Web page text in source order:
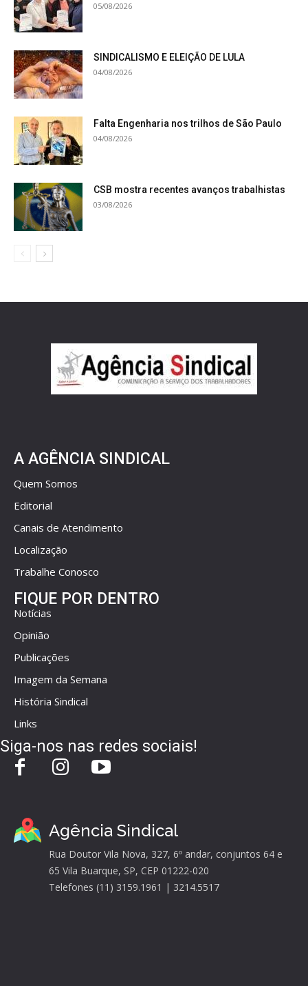
05/08/2026
SINDICALISMO E ELEIÇÃO DE LULA
04/08/2026
Falta Engenharia nos trilhos de São Paulo
04/08/2026
CSB mostra recentes avanços trabalhistas
03/08/2026
A AGÊNCIA SINDICAL
Quem Somos
Editorial
Canais de Atendimento
Localização
Trabalhe Conosco
FIQUE POR DENTRO
Notícias
Opinião
Publicações
Imagem da Semana
História Sindical
Links
Siga-nos nas redes sociais!
Agência Sindical
Rua Doutor Vila Nova, 327, 6º andar, conjuntos 64 e
65 Vila Buarque, SP, CEP 01222-020
Telefones (11) 3159.1961 | 3214.5517